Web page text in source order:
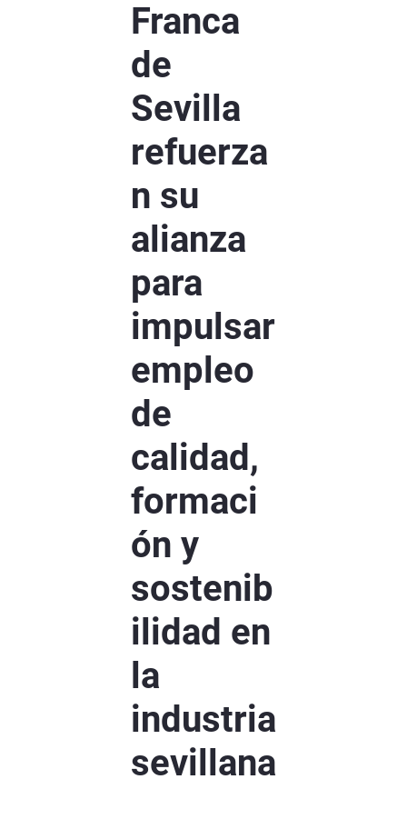
Franca
de
Sevilla
refuerza
n su
alianza
para
impulsar
empleo
de
calidad,
formaci
ón y
sostenib
ilidad en
la
industria
sevillana